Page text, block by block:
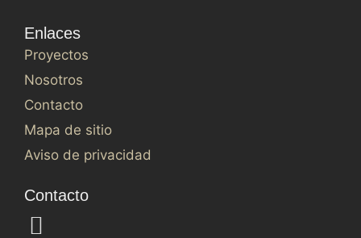
Enlaces
Proyectos
Nosotros
Contacto
Mapa de sitio
Aviso de privacidad
Contacto